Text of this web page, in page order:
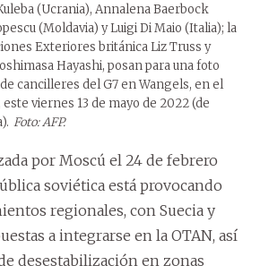
(Ucrania), Annalena Baerbock
(Moldavia) y Luigi Di Maio (Italia); la
Exteriores británica Liz Truss y
Hayashi, posan para una foto
cancilleres del G7 en Wangels, en el
viernes 13 de mayo de 2022 (de
Foto: AFP.
por Moscú el 24 de febrero
soviética está provocando
regionales, con Suecia y
a integrarse en la OTAN, así
desestabilización en zonas